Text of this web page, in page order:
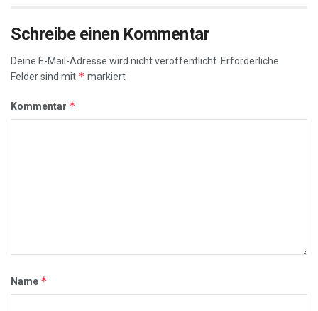
Schreibe einen Kommentar
Deine E-Mail-Adresse wird nicht veröffentlicht. Erforderliche
Felder sind mit * markiert
Kommentar *
Name *